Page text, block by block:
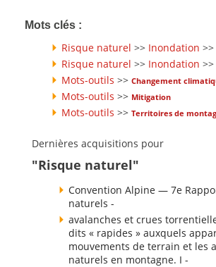
Mots clés :
Risque naturel >> Inondation >>
Risque naturel >> Inondation >>
Mots-outils >> Changement
Mots-outils >> Mitigation
Mots-outils >> Territoires de
Dernières acquisitions pour
"Risque naturel"
Convention Alpine — 7e
naturels -
avalanches et crues
dits « rapides » auxquels
mouvements de terrain et les
naturels en montagne. I -